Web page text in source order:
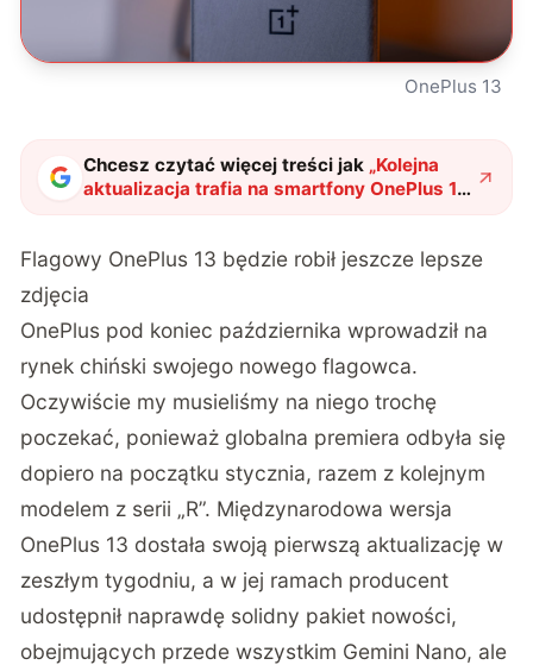
OnePlus 13
Chcesz czytać więcej treści jak „Kolejna
aktualizacja trafia na smartfony OnePlus 13.
Jakie nowości przynosi?"?
Flagowy OnePlus 13 będzie robił jeszcze lepsze
zdjęcia
OnePlus pod koniec października wprowadził na
rynek chiński swojego nowego flagowca.
Oczywiście my musieliśmy na niego trochę
poczekać, ponieważ globalna premiera odbyła się
dopiero na początku stycznia, razem z kolejnym
modelem z serii „R”. Międzynarodowa wersja
OnePlus 13 dostała swoją pierwszą aktualizację w
zeszłym tygodniu, a w jej ramach producent
udostępnił naprawdę solidny pakiet nowości,
obejmujących przede wszystkim Gemini Nano, ale